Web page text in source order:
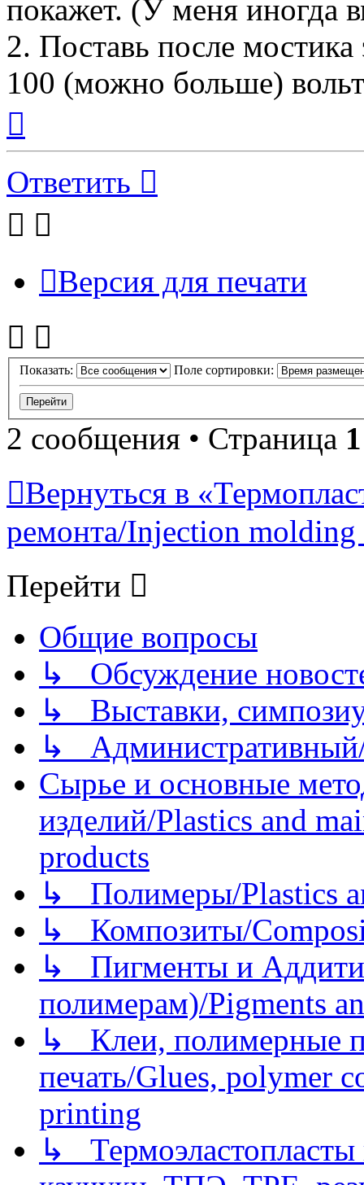
покажет. (У меня иногда
2. Поставь после
100 (можно больше)
началу
Ответить
Версия для печати
Показать: Поле сортировки:
2 сообщения • Страница 1
Вернуться в
ремонта/Injection molding
Перейти
Общие вопросы
↳ Обсуждение
↳ Выставки,
↳
Сырье и основные
изделий/Plastics and
products
↳ Полимеры/Plastics
↳ Композиты/
↳ Пигменты и
полимерам)/Pigments
↳ Клеи, полимерные
печать/Glues, polymer
printing
↳